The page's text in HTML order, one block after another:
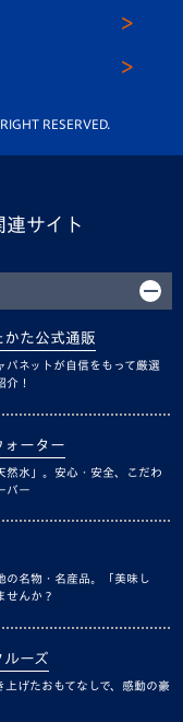
RESERVED.
連サイト
かた公式通販
パネットが自信をもって厳選
介！
ォーター
然水」。安心・安全、こだわ
バー
の名物・名産品。「美味し
せんか？
ルーズ
上げたおもてなしで、感動の豪